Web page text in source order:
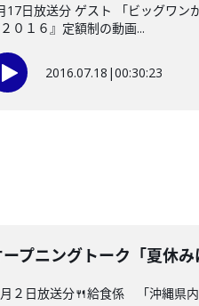
17日放送分 ゲスト 「ビッグワ
０１６』定額制の動画...
2016.07.18 |00:30:23
ープニングトーク「夏休み
月２日放送分🍴給食係 「沖縄県